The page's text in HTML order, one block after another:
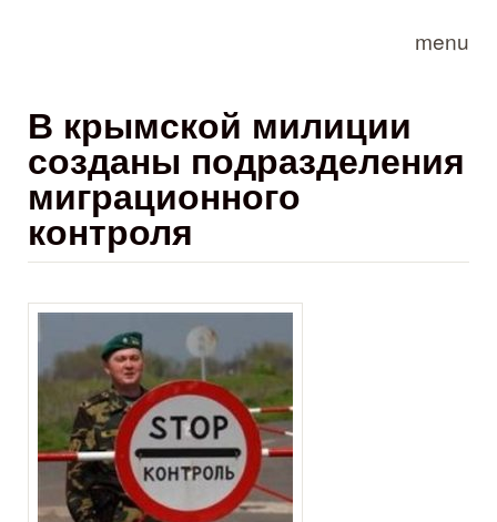
menu
В крымской милиции
созданы подразделения
миграционного
контроля